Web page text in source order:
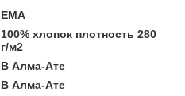
EMA
100% хлопок плотность 280
г/м2
В Алма-Ате
В Алма-Ате